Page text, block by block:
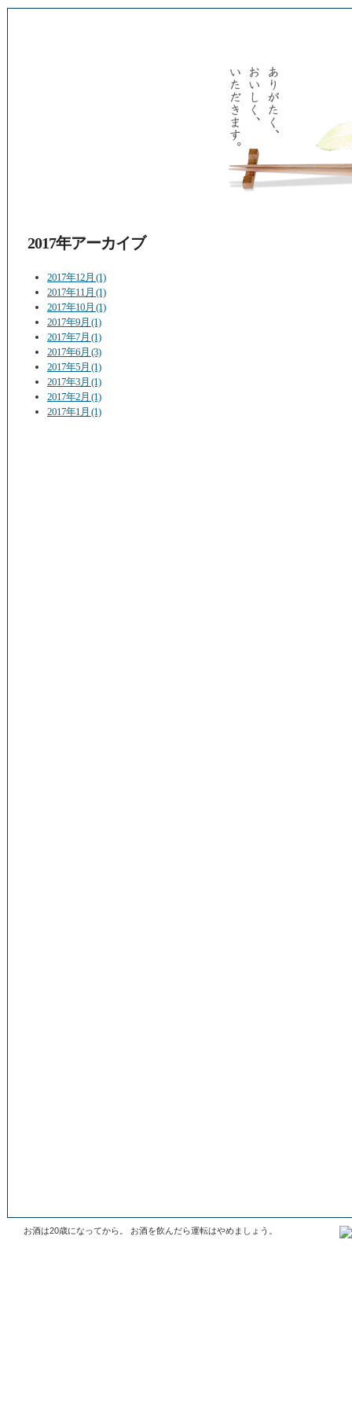
2017年アーカイブ
2017年12月 (1)
2017年11月 (1)
2017年10月 (1)
2017年9月 (1)
2017年7月 (1)
2017年6月 (3)
2017年5月 (1)
2017年3月 (1)
2017年2月 (1)
2017年1月 (1)
お酒は20歳になってから。 お酒を飲んだら運転はやめましょう。